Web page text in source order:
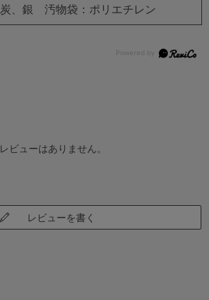
炭、銀 汚物袋：ポリエチレン
レビューはありません。
レビューを書く